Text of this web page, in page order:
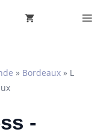
» Bordeaux » L
-